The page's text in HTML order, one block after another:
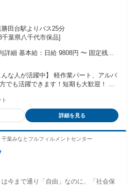
田台駅よりバス25分
葉県八千代市保品]
基本給：日給 9808円 〜 固定残業
員に一律で支払われるその他手当金
給全額日払いも選択可(規定有) ・社会保険完備
中】 軽作業パート、アルバ
でも活躍できます！短期も大歓迎！ 出
資格のある方には、 現場での簡単な交
する場合もあります。 普通免許を
までの送迎ドライバーもお任せします！
詳細を見る
葉みなとフルフィルメントセンター
は今まで通り「自由」なのに、「社会保